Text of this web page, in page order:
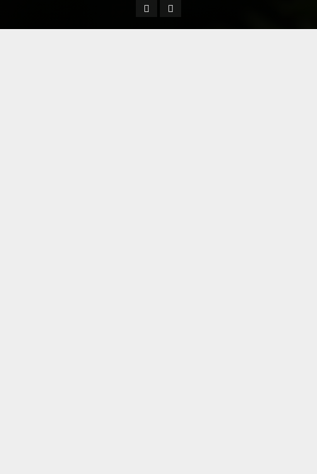
¿ Quién soy…?
Más información sobre las